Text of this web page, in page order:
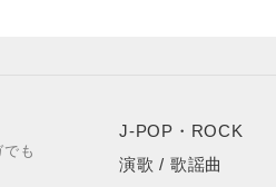
も
J-POP・ROCK
演歌 / 歌謡曲